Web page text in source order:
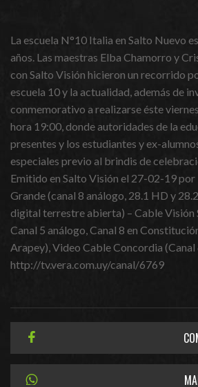
La escuela N°10 Italia en Salto Nuevo
años. Las maestras Elba Chamorro y
con Salto Visión hicieron un recorrido
escuela 10 y la actualidad, además de
conmemorativo a realizarse éste
hora 19:00, donde autoridades de la
presentes y los estudiantes y ex-
especiales previo al brindis de
Emitido en Salto Visión el 27-02-19 por
Grande (canal 8 análogo, 28.1 HD y
digital terrestre abierta) – Cable Visión
Canal 5 análogo, Canal 8 en
Arapey), Video Cable Concordia
http://tv.vera.com.uy/canal/6769